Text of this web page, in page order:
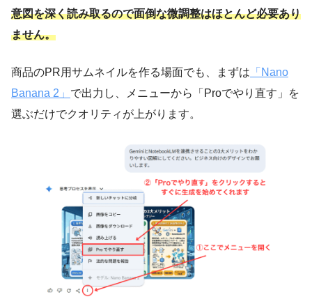
意図を深く読み取るので面倒な微調整はほとんど必要あり
ません。
商品のPR用サムネイルを作る場面でも、まずは 「Nano
Banana 2」 で出力し、メニューから「Proでやり直す」を
選ぶだけでクオリティが上がります。